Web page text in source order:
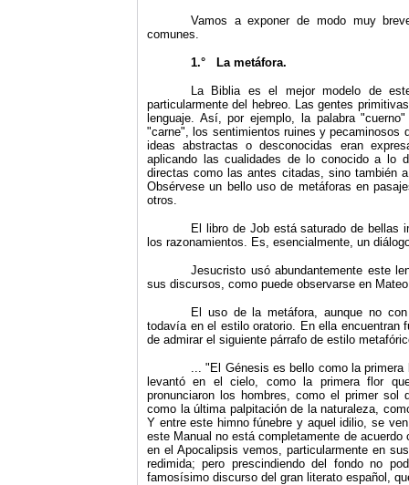
Vamos a exponer de modo muy
comunes.
1.° La metáfora.
La Biblia es el mejor modelo de
particularmente del hebreo. Las gentes
lenguaje. Así, por ejemplo, la palabra
"carne", los sentimientos ruines y
ideas abstractas o desconocidas eran
aplicando las cualidades de lo conocido a lo
directas como las antes citadas, sino también
Obsérvese un bello uso de metáforas en
otros.
El libro de Job está saturado de bellas
los razonamientos. Es, esencialmente, un
Jesucristo usó abundantemente este
sus discursos, como puede observarse en
El uso de la metáfora, aunque no
todavía en el estilo oratorio. En ella encuentran
de admirar el siguiente párrafo de estilo
... "El Génesis es bello como la
levantó en el cielo, como la primera flor
pronunciaron los hombres, como el primer
como la última palpitación de la naturaleza,
Y entre este himno fúnebre y aquel idilio, se
este Manual no está completamente de
en el Apocalipsis vemos, particularmente en
redimida; pero prescindiendo del fondo no
famosísimo discurso del gran literato español,